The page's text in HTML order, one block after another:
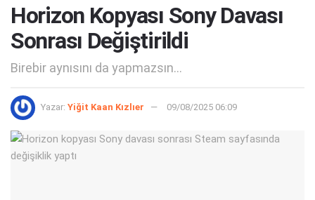
Horizon Kopyası Sony Davası
Sonrası Değiştirildi
Birebir aynısını da yapmazsın...
Yazar: Yiğit Kaan Kızlıer 09/08/2025 06:09